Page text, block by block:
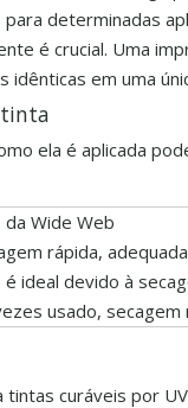
determinadas
é crucial. Uma
idênticas em uma
tinta
ela é aplicada
da Wide Web
rápida,
é ideal devido à
usado, secagem
curáveis ​​por